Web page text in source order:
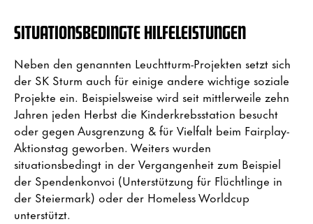
SITUATIONSBEDINGTE HILFELEISTUNGEN
Neben den genannten Leuchtturm-Projekten setzt sich
der SK Sturm auch für einige andere wichtige soziale
Projekte ein. Beispielsweise wird seit mittlerweile zehn
Jahren jeden Herbst die Kinderkrebsstation besucht
oder gegen Ausgrenzung & für Vielfalt beim Fairplay-
Aktionstag geworben. Weiters wurden
situationsbedingt in der Vergangenheit zum Beispiel
der Spendenkonvoi (Unterstützung für Flüchtlinge in
der Steiermark) oder der Homeless Worldcup
unterstützt.